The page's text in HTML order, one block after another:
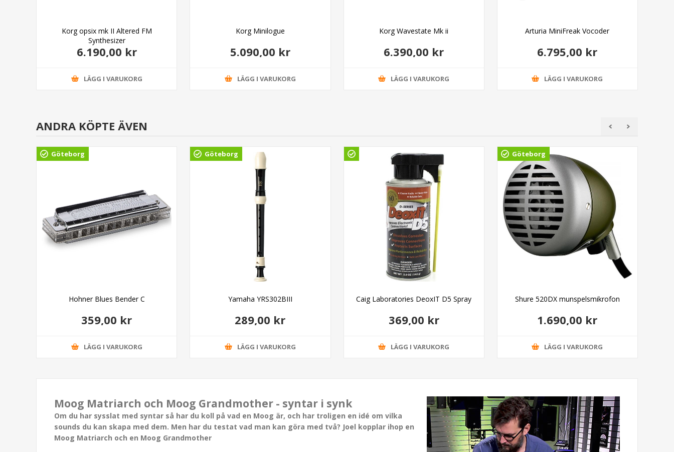
Korg opsix mk II Altered FM
Synthesizer
6.190,00 kr
LÄGG I VARUKORG
Korg Minilogue
5.090,00 kr
LÄGG I VARUKORG
Korg Wavestate Mk ii
6.390,00 kr
LÄGG I VARUKORG
Arturia MiniFreak Vocoder
6.795,00 kr
LÄGG I VARUKORG
ANDRA KÖPTE ÄVEN
Göteborg
Hohner Blues Bender C
359,00 kr
LÄGG I VARUKORG
Göteborg
Yamaha YRS302BIII
289,00 kr
LÄGG I VARUKORG
Caig Laboratories DeoxIT D5 Spray
369,00 kr
LÄGG I VARUKORG
Göteborg
Shure 520DX munspelsmikrofon
1.690,00 kr
LÄGG I VARUKORG
Moog Matriarch och Moog Grandmother - syntar i synk
Om du har sysslat med syntar så har du koll på vad en Moog är, och har troligen en idé om vilka
sounds du kan skapa med dem. Men har du testat vad man kan göra med två? Joel kopplar ihop en
Moog Matriarch och en Moog Grandmother